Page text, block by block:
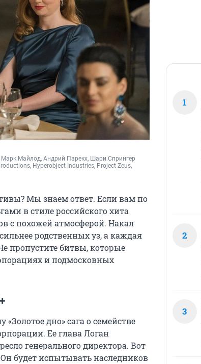
Майлод, Андрий Парекх, Шари Спрингер
Hyperobject Industries, Project Zeus,
Мы знаем ответ. Если вам по
в стиле российского хита
с похожей атмосферой. Накал
родственных уз, а каждая
пропустите битвы, которые
и подмосковных
дно» сага о семействе
Ее глава Логан
генерального директора. Вот
будет испытывать наследников
1
2
3